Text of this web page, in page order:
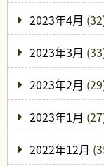
2023年4月
2023年3月
2023年2月
2023年1月
2022年12月